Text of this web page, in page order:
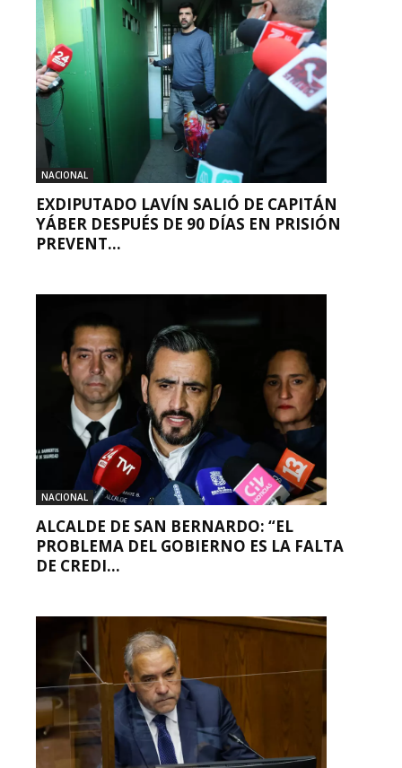
NACIONAL
EXDIPUTADO LAVÍN SALIÓ DE CAPITÁN
YÁBER DESPUÉS DE 90 DÍAS EN PRISIÓN
PREVENT...
NACIONAL
ALCALDE DE SAN BERNARDO: “EL
PROBLEMA DEL GOBIERNO ES LA FALTA
DE CREDI...